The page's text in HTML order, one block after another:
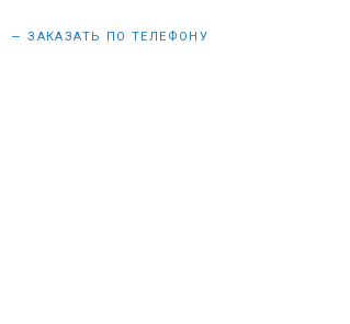
— ЗАКАЗАТЬ ПО ТЕЛЕФОНУ